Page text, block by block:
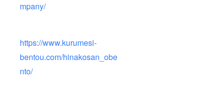
mpany/
https://www.kurumesi-
bentou.com/hinakosan_obe
nto/